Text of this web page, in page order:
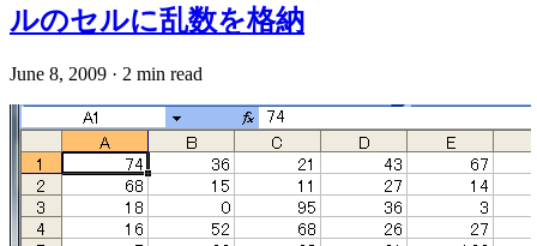
ルのセルに乱数を格納
June 8, 2009 · 2 min read